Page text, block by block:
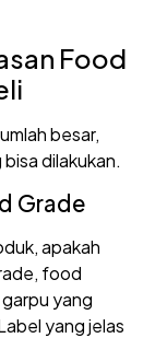
Food
besar,
dilakukan.
Grade
apakah
food
yang
yang jelas